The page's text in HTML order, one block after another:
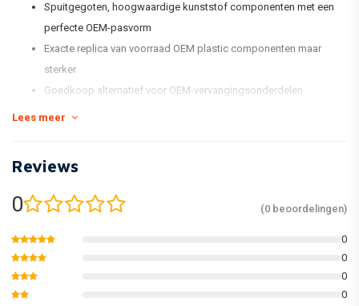
Spuitgegoten, hoogwaardige kunststof componenten met een
perfecte OEM-pasvorm
Exacte replica van voorraad OEM plastic componenten maar
sterker
Goedkoop alternatief voor OEM-vervangingsonderdelen.
Houd de kleur beter vast
Verpakt in een nieuwe en vernieuwde kitdoos en individueel
verpakt
åÊ
* De standaard MX Replica Plastic-kit van Polisport omvat een
voorspatbord, een achterspatbord, kentekenplaat, vorkbeschermers,
Lees meer
Reviews
0 (0 beoordelingen)
0
0
0
0